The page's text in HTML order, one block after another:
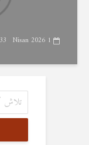
1 Nisan 2026 33 پوسٹ